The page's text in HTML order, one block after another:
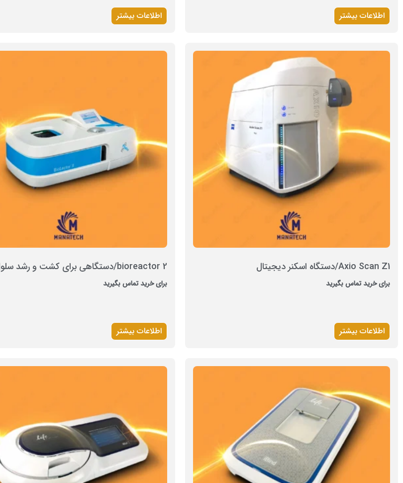
اطلاعات بیشتر اطلاعات بیشتر
Axio Scan Z1/دستگاه اسکنر دیجیتال
برای خرید تماس بگیرید
اطلاعات بیشتر
bioreactor 2/دستگاهی برای کشت و رشد سلول
برای خرید تماس بگیرید
اطلاعات بیشتر